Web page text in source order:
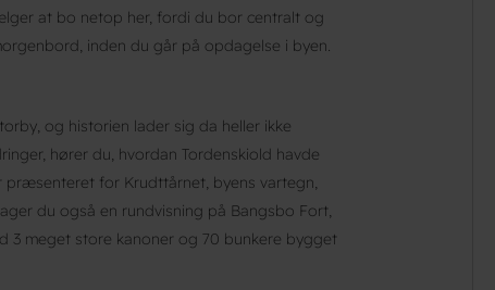
at bo netop her, fordi du bor centralt og
inden du går på opdagelse i byen.
og historien lader sig da heller ikke
hører du, hvordan Tordenskiold havde
præsenteret for Krudttårnet, byens vartegn,
du også en rundvisning på Bangsbo Fort,
meget store kanoner og 70 bunkere bygget